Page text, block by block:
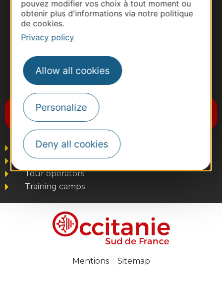
pouvez modifier vos choix à tout moment ou
obtenir plus d'informations via notre politique
de cookies.
Privacy policy
Allow all cookies
Personalize
Deny all cookies
#VoyageOccitanie
Subscribe to the newsletter
Destination Occitanie
Business/Mice
Press and Influencers
Tour operators
Training camps
Mentions Sitemap